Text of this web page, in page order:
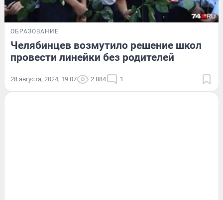
ОБРАЗОВАНИЕ
Челябинцев возмутило решение школ
провести линейки без родителей
28 августа, 2024, 19:07 2 884 1